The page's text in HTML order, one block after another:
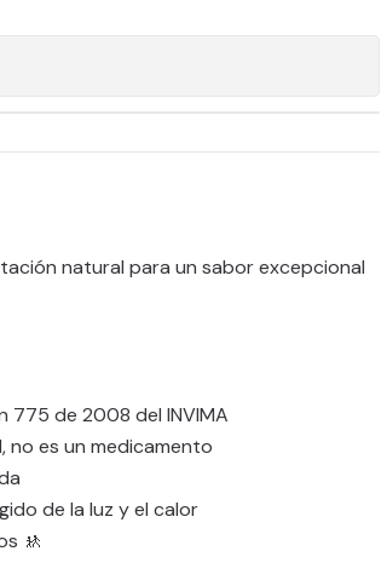
natural para un sabor excepcional
775 de 2008 del INVIMA
no es un medicamento
de la luz y el calor
🚸